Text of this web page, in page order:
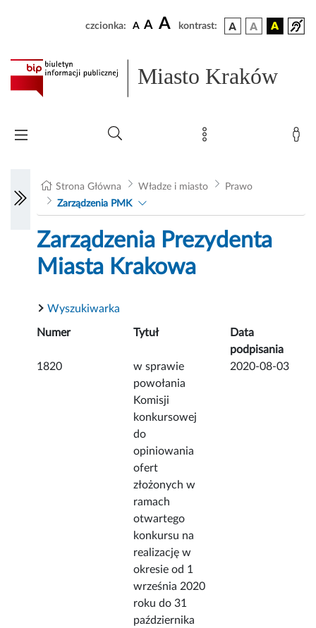
czcionka: A A A kontrast:
Miasto Kraków
Strona Główna Władze i miasto
Prawo
Zarządzenia PMK
Zarządzenia Prezydenta
Miasta Krakowa
Wyszukiwarka
Numer Tytuł
Data
podpisania
1820
w sprawie
powołania
Komisji
konkursowej
do
opiniowania
ofert
złożonych w
ramach
otwartego
konkursu na
realizację w
okresie od 1
września 2020
roku do 31
października
2020-08-03